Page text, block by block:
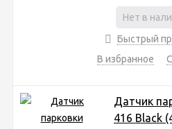
Нет в
Быстрый
В избранное
Датчик
416 Black